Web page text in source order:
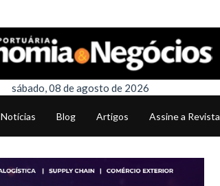
sábado, 08 de agosto de 2026
Notícias Blog Artigos Assine a Revista